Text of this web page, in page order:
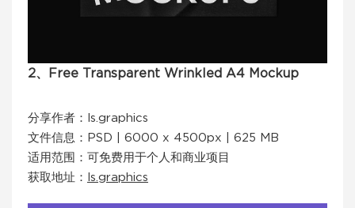
2、Free Transparent Wrinkled A4 Mockup
分享作者：ls.graphics
文件信息：PSD | 6000 x 4500px | 625 MB
适用范围：可免费用于个人和商业项目
获取地址：
ls.graphics